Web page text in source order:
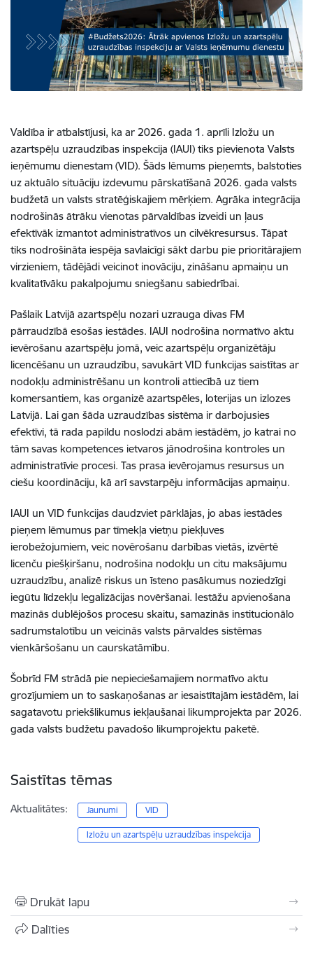
Valdība ir atbalstījusi, ka ar 2026. gada 1. aprīli Izložu un
azartspēļu uzraudzības inspekcija (IAUI) tiks pievienota Valsts
ieņēmumu dienestam (VID). Šāds lēmums pieņemts, balstoties
uz aktuālo situāciju izdevumu pārskatīšanā 2026. gada valsts
budžetā un valsts stratēģiskajiem mērķiem. Agrāka integrācija
nodrošinās ātrāku vienotas pārvaldības izveidi un ļaus
efektīvāk izmantot administratīvos un cilvēkresursus. Tāpat
tiks nodrošināta iespēja savlaicīgi sākt darbu pie prioritārajiem
virzieniem, tādējādi veicinot inovāciju, zināšanu apmaiņu un
kvalitatīvāku pakalpojumu sniegšanu sabiedrībai.
Pašlaik Latvijā azartspēļu nozari uzrauga divas FM
pārraudzībā esošas iestādes. IAUI nodrošina normatīvo aktu
ievērošanu azartspēļu jomā, veic azartspēļu organizētāju
licencēšanu un uzraudzību, savukārt VID funkcijas saistītas ar
nodokļu administrēšanu un kontroli attiecībā uz tiem
komersantiem, kas organizē azartspēles, loterijas un izlozes
Latvijā. Lai gan šāda uzraudzības sistēma ir darbojusies
efektīvi, tā rada papildu noslodzi abām iestādēm, jo katrai no
tām savas kompetences ietvaros jānodrošina kontroles un
administratīvie procesi. Tas prasa ievērojamus resursus un
ciešu koordināciju, kā arī savstarpēju informācijas apmaiņu.
IAUI un VID funkcijas daudzviet pārklājas, jo abas iestādes
pieņem lēmumus par tīmekļa vietņu piekļuves
ierobežojumiem, veic novērošanu darbības vietās, izvērtē
licenču piešķiršanu, nodrošina nodokļu un citu maksājumu
uzraudzību, analizē riskus un īsteno pasākumus noziedzīgi
iegūtu līdzekļu legalizācijas novēršanai. Iestāžu apvienošana
mazinās dublējošos procesu skaitu, samazinās institucionālo
sadrumstalotību un veicinās valsts pārvaldes sistēmas
vienkāršošanu un caurskatāmību.
Šobrīd FM strādā pie nepieciešamajiem normatīvo aktu
grozījumiem un to saskaņošanas ar iesaistītajām iestādēm, lai
sagatavotu priekšlikumus iekļaušanai likumprojekta par 2026.
gada valsts budžetu pavadošo likumprojektu paketē.
Saistītas tēmas
Aktualitātes: Jaunumi VID
Izložu un azartspēļu uzraudzības inspekcija
Drukāt lapu
Dalīties